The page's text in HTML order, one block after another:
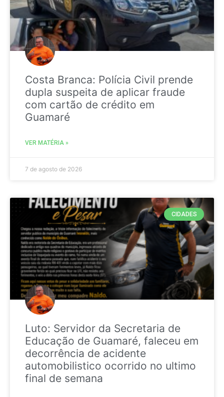
Costa Branca: Polícia Civil prende
dupla suspeita de aplicar fraude
com cartão de crédito em
Guamaré
VER MATÉRIA »
7 de agosto de 2026
CIDADES
Luto: Servidor da Secretaria de
Educação de Guamaré, faleceu em
decorrência de acidente
automobilistico ocorrido no ultimo
final de semana